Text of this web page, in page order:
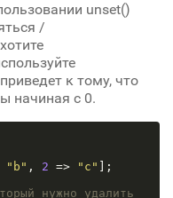
unset()
/
к тому, что
начиная с 0.
"b" , 2 => "c"
];
нужно удалить